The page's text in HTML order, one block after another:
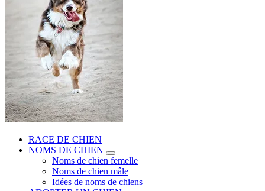
RACE DE CHIEN
NOMS DE CHIEN
Noms de chien femelle
Noms de chien mâle
Idées de noms de chiens